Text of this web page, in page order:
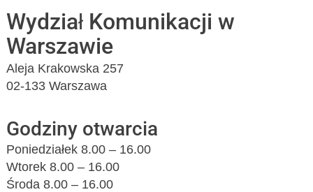
Wydział Komunikacji w
Warszawie
Aleja Krakowska 257
02-133 Warszawa
Godziny otwarcia
Poniedziałek 8.00 – 16.00
Wtorek 8.00 – 16.00
Środa 8.00 – 16.00